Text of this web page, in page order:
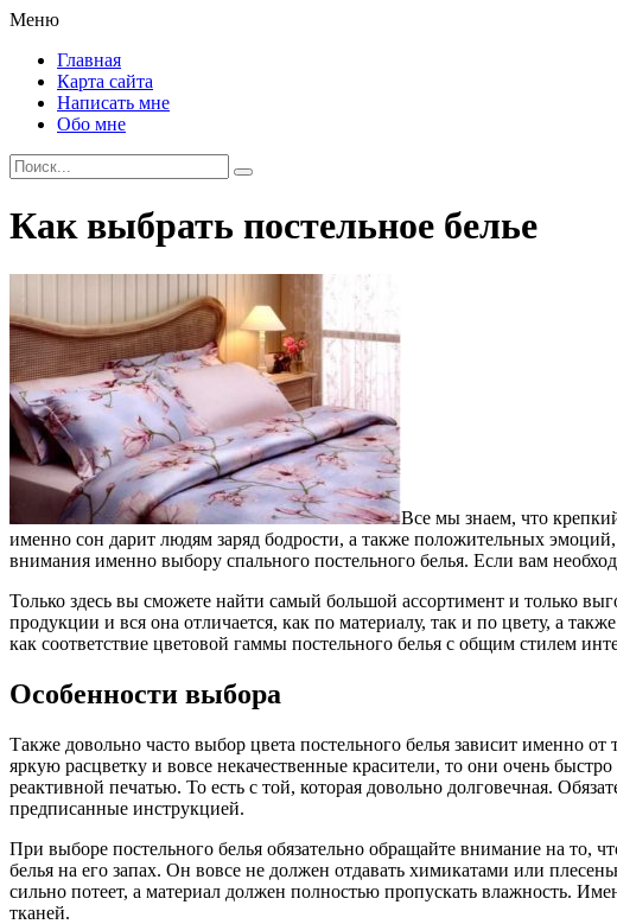
Меню
Главная
Карта сайта
Написать мне
Обо мне
Как выбрать постельное белье
Все мы знаем, что
именно сон дарит людям заряд бодрости, а также положительных
внимания именно выбору спального постельного белья. Если вам
Только здесь вы сможете найти самый большой ассортимент и только
продукции и вся она отличается, как по материалу, так и по цвету, а
как соответствие цветовой гаммы постельного белья с общим стилем
Особенности выбора
Также довольно часто выбор цвета постельного белья зависит именно от
яркую расцветку и вовсе некачественные красители, то они очень
реактивной печатью. То есть с той, которая довольно долговечная.
предписанные инструкцией.
При выборе постельного белья обязательно обращайте внимание на то,
белья на его запах. Он вовсе не должен отдавать химикатами или
сильно потеет, а материал должен полностью пропускать влажность.
тканей.